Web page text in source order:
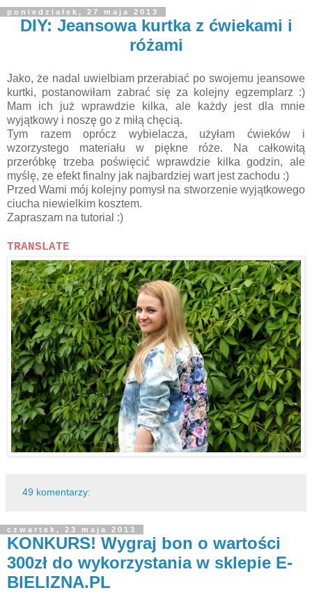
poniedziałek, 27 maja 2013
DIY: Jeansowa kurtka z ćwiekami i
różami
Jako, że nadal uwielbiam przerabiać po swojemu jeansowe
kurtki, postanowiłam zabrać się za kolejny egzemplarz :)
Mam ich już wprawdzie kilka, ale każdy jest dla mnie
wyjątkowy i noszę go z miłą chęcią.
Tym razem oprócz wybielacza, użyłam ćwieków i
wzorzystego materiału w piękne róże. Na całkowitą
przeróbkę trzeba poświęcić wprawdzie kilka godzin, ale
myślę, ze efekt finalny jak najbardziej wart jest zachodu :)
Przed Wami mój kolejny pomysł na stworzenie wyjątkowego
ciucha niewielkim kosztem.
Zapraszam na tutorial :)
TRANSLATE
49 komentarzy:
czwartek, 23 maja 2013
KONKURS! Wygraj bon o wartości
300zł do wykorzystania w sklepie E-
BIELIZNA.PL